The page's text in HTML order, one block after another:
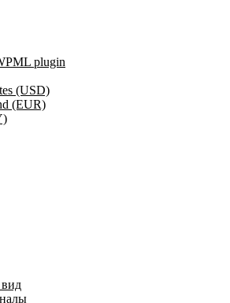
plugin
(USD)
(EUR)